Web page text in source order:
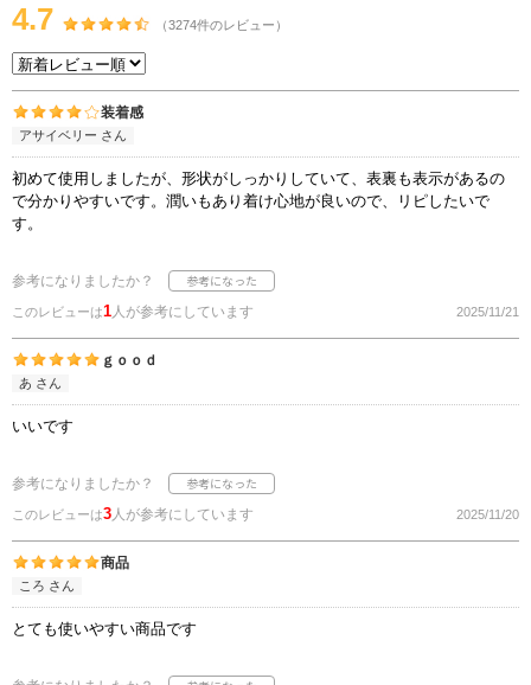
4.7 （3274件のレビュー）
装着感
アサイベリー さん
初めて使用しましたが、形状がしっかりしていて、表裏も表示があるの
で分かりやすいです。潤いもあり着け心地が良いので、リピしたいで
す。
参考になりましたか？
このレビューは1人が参考にしています 2025/11/21
ｇｏｏｄ
あ さん
いいです
参考になりましたか？
このレビューは3人が参考にしています 2025/11/20
商品
ころ さん
とても使いやすい商品です